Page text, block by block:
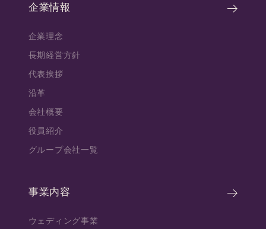
企業情報
企業理念
長期経営方針
代表挨拶
沿革
会社概要
役員紹介
グループ会社一覧
事業内容
ウェディング事業